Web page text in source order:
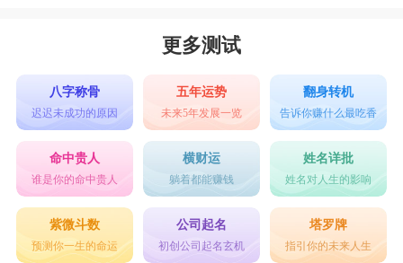
更多测试
八字称骨
迟迟未成功的原因
五年运势
未来5年发展一览
翻身转机
告诉你赚什么最吃香
命中贵人
谁是你的命中贵人
横财运
躺着都能赚钱
姓名详批
姓名对人生的影响
紫微斗数
预测你一生的命运
公司起名
初创公司起名玄机
塔罗牌
指引你的未来人生